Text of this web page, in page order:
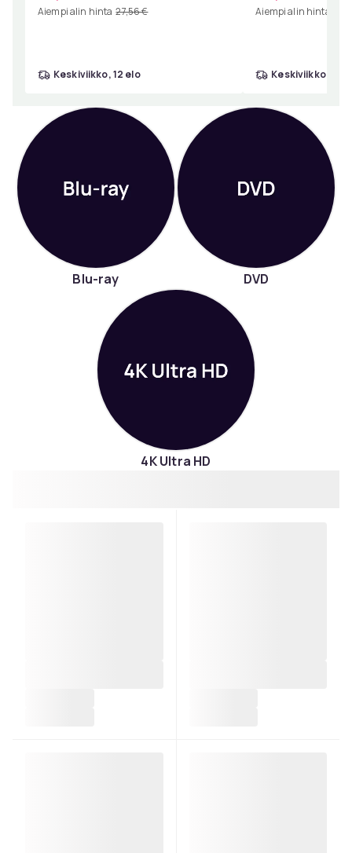
Aiempi alin hinta 27,56 €
keskiviikko, 12 elo
Aiempi alin hinta
keskiviikko, 12
Blu-ray DVD
4K Ultra HD